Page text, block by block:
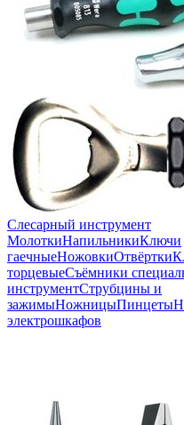
Слесарный инструмент
МолоткиНапильникиКлючи
гаечныеНожовкиОтвёртки
торцевыеСъёмники
инструментСтрубцины и
зажимыНожницыПинцеты
электрошкафов